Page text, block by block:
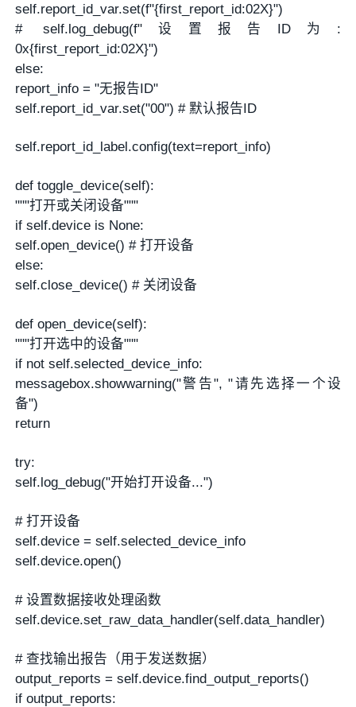
self.report_id_var.set(f"{first_report_id:02X}")
# self.log_debug(f"设置报告ID为:
0x{first_report_id:02X}")
else:
report_info = "无报告ID"
self.report_id_var.set("00") # 默认报告ID
self.report_id_label.config(text=report_info)
def toggle_device(self):
"""打开或关闭设备"""
if self.device is None:
self.open_device() # 打开设备
else:
self.close_device() # 关闭设备
def open_device(self):
"""打开选中的设备"""
if not self.selected_device_info:
messagebox.showwarning("警告", "请先选择一个设
备")
return
try:
self.log_debug("开始打开设备...")
# 打开设备
self.device = self.selected_device_info
self.device.open()
# 设置数据接收处理函数
self.device.set_raw_data_handler(self.data_handler)
# 查找输出报告（用于发送数据）
output_reports = self.device.find_output_reports()
if output_reports: